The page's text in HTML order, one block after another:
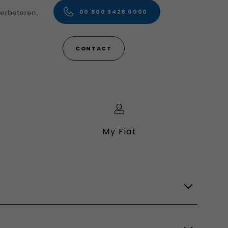
00 800 3428 0000
CONTACT
My Fiat